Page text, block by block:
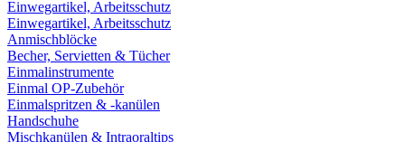
Einwegartikel, Arbeitsschutz
Einwegartikel, Arbeitsschutz
Anmischblöcke
Becher, Servietten & Tücher
Einmalinstrumente
Einmal OP-Zubehör
Einmalspritzen & -kanülen
Handschuhe
Mischkanülen & Intraoraltips